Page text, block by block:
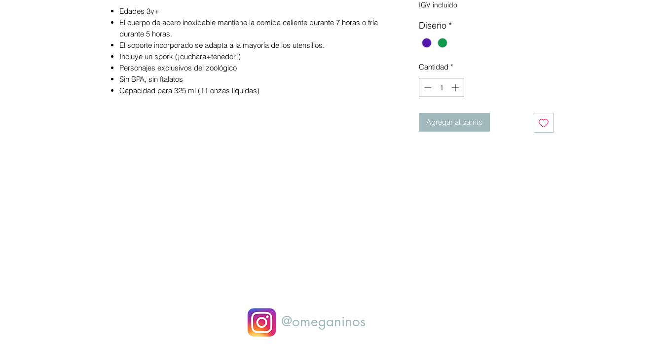
Edades 3y+
El cuerpo de acero inoxidable mantiene la comida caliente durante 7 horas o fría
durante 5 horas.
El soporte incorporado se adapta a la mayoría de los utensilios.
Incluye un spork (¡cuchara+tenedor!)
Personajes exclusivos del zoológico
Sin BPA, sin ftalatos
Capacidad para 325 ml (11 onzas líquidas)
IGV incluido
Diseño *
Cantidad *
Agregar al carrito
@omeganinos